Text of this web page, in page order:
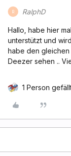
R RalphD
Hallo, habe hier
unterstützt und
habe den
Deezer sehen ..
1 Person